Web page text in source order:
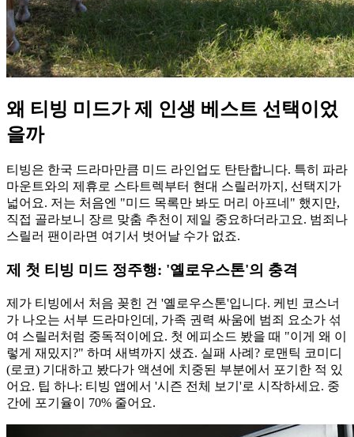
왜 티빙 미드가 제 인생 베스트 선택이었
을까
티빙은 한국 드라마만큼 미드 라인업도 탄탄합니다. 특히 파라
마운트와의 제휴로 스타트렉부터 현대 스릴러까지, 선택지가
넓어요. 저는 처음엔 "미드 목록만 봐도 머리 아프네" 했지만,
직접 골라보니 장르 맞춤 추천이 제일 중요하더라고요. 범죄나
스릴러 팬이라면 여기서 벗어날 수가 없죠.
제 첫 티빙 미드 정주행: '옐로우스톤'의 충격
제가 티빙에서 처음 꽂힌 건 '옐로우스톤'입니다. 케빈 코스너
가 나오는 서부 드라마인데, 가족 권력 싸움에 범죄 요소가 섞
여 스릴러처럼 중독적이에요. 첫 에피소드 봤을 때 "이게 왜 이
렇게 재밌지?" 하며 새벽까지 샜죠. 실패 사례? 로맨틱 코미디
(로코) 기대하고 봤다가 액션에 치중된 부분에서 포기한 적 있
어요. 팁 하나: 티빙 앱에서 '시즌 전체 보기'로 시작하세요. 중
간에 포기율이 70% 줄어요.